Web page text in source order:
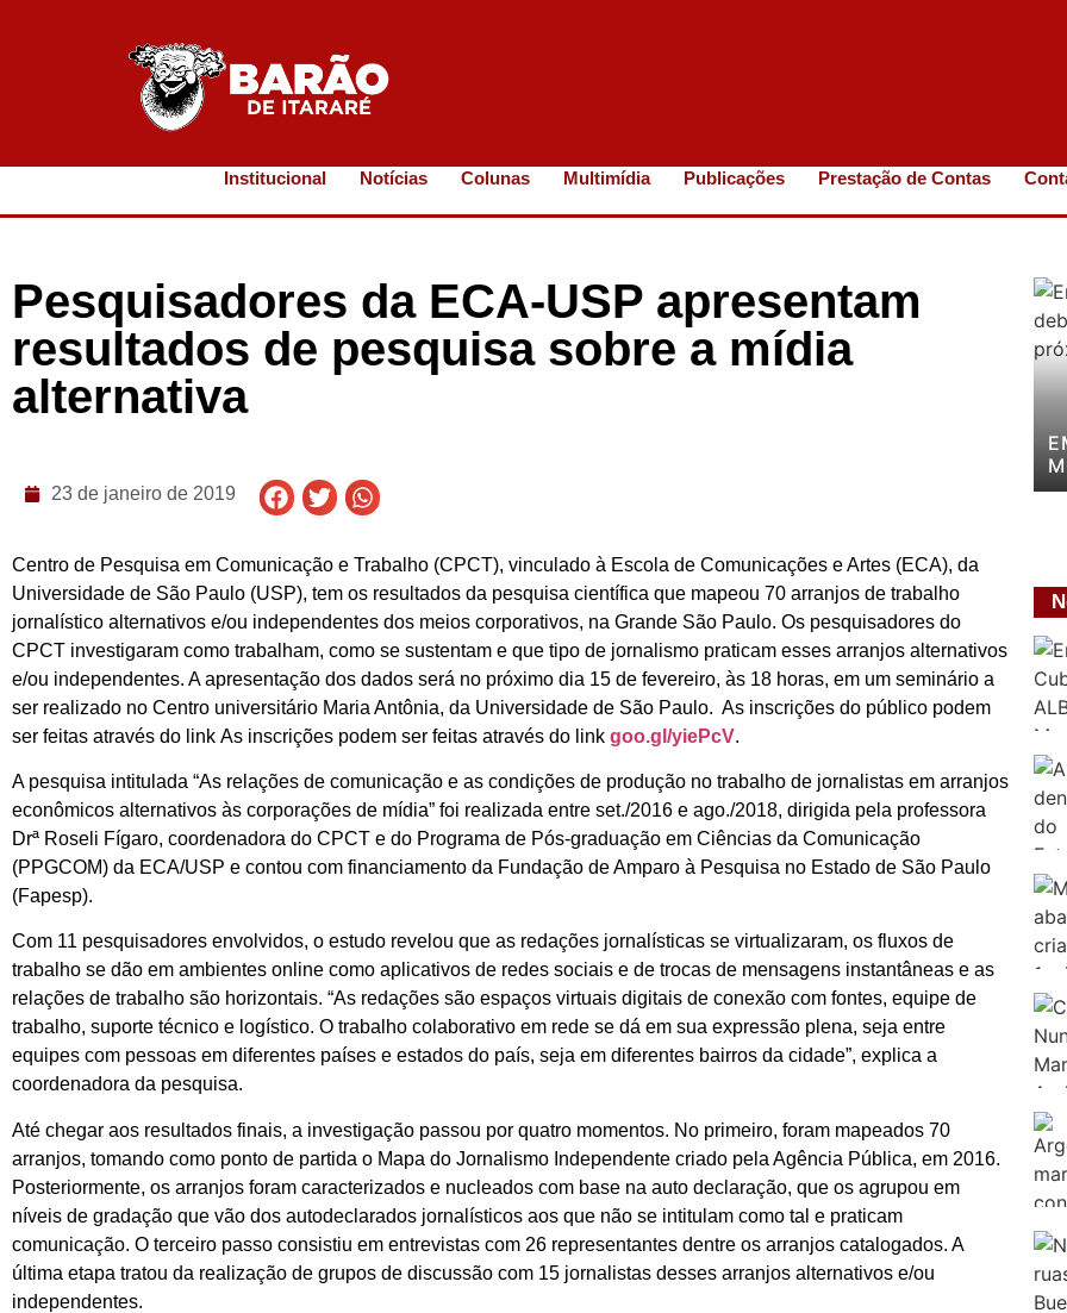
Institucional Notícias Colunas Multimídia Publicações Prestação de Contas
Pesquisadores da ECA-USP apresentam
resultados de pesquisa sobre a mídia
alternativa
23 de janeiro de 2019
Centro de Pesquisa em Comunicação e Trabalho (CPCT), vinculado à Escola de Comunicações e Artes (ECA), da
Universidade de São Paulo (USP), tem os resultados da pesquisa científica que mapeou 70 arranjos de trabalho
jornalístico alternativos e/ou independentes dos meios corporativos, na Grande São Paulo. Os pesquisadores do
CPCT investigaram como trabalham, como se sustentam e que tipo de jornalismo praticam esses arranjos alternativos
e/ou independentes. A apresentação dos dados será no próximo dia 15 de fevereiro, às 18 horas, em um seminário a
ser realizado no Centro universitário Maria Antônia, da Universidade de São Paulo. As inscrições do público podem
ser feitas através do link As inscrições podem ser feitas através do link goo.gl/yiePcV.
A pesquisa intitulada “As relações de comunicação e as condições de produção no trabalho de jornalistas em arranjos
econômicos alternativos às corporações de mídia” foi realizada entre set./2016 e ago./2018, dirigida pela professora
Drª Roseli Fígaro, coordenadora do CPCT e do Programa de Pós-graduação em Ciências da Comunicação
(PPGCOM) da ECA/USP e contou com financiamento da Fundação de Amparo à Pesquisa no Estado de São Paulo
(Fapesp).
Com 11 pesquisadores envolvidos, o estudo revelou que as redações jornalísticas se virtualizaram, os fluxos de
trabalho se dão em ambientes online como aplicativos de redes sociais e de trocas de mensagens instantâneas e as
relações de trabalho são horizontais. “As redações são espaços virtuais digitais de conexão com fontes, equipe de
trabalho, suporte técnico e logístico. O trabalho colaborativo em rede se dá em sua expressão plena, seja entre
equipes com pessoas em diferentes países e estados do país, seja em diferentes bairros da cidade”, explica a
coordenadora da pesquisa.
Até chegar aos resultados finais, a investigação passou por quatro momentos. No primeiro, foram mapeados 70
arranjos, tomando como ponto de partida o Mapa do Jornalismo Independente criado pela Agência Pública, em 2016.
Posteriormente, os arranjos foram caracterizados e nucleados com base na auto declaração, que os agrupou em
níveis de gradação que vão dos autodeclarados jornalísticos aos que não se intitulam como tal e praticam
comunicação. O terceiro passo consistiu em entrevistas com 26 representantes dentre os arranjos catalogados. A
última etapa tratou da realização de grupos de discussão com 15 jornalistas desses arranjos alternativos e/ou
independentes.